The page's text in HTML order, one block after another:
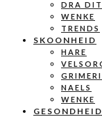
DRA DIT
WENKE
TRENDS
SKOONHEID
HARE
NAELS
WENKE
GESONDHEID